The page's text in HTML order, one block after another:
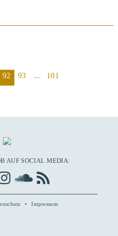
92 93 ... 101
AUF SOCIAL MEDIA:
Impressum